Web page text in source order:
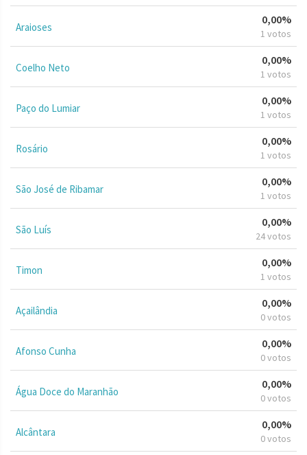
Araioses
0,00%
1 votos
Coelho Neto
0,00%
1 votos
Paço do Lumiar
0,00%
1 votos
Rosário
0,00%
1 votos
São José de Ribamar
0,00%
1 votos
São Luís
0,00%
24 votos
Timon
0,00%
1 votos
Açailândia
0,00%
0 votos
Afonso Cunha
0,00%
0 votos
Água Doce do Maranhão
0,00%
0 votos
Alcântara
0,00%
0 votos